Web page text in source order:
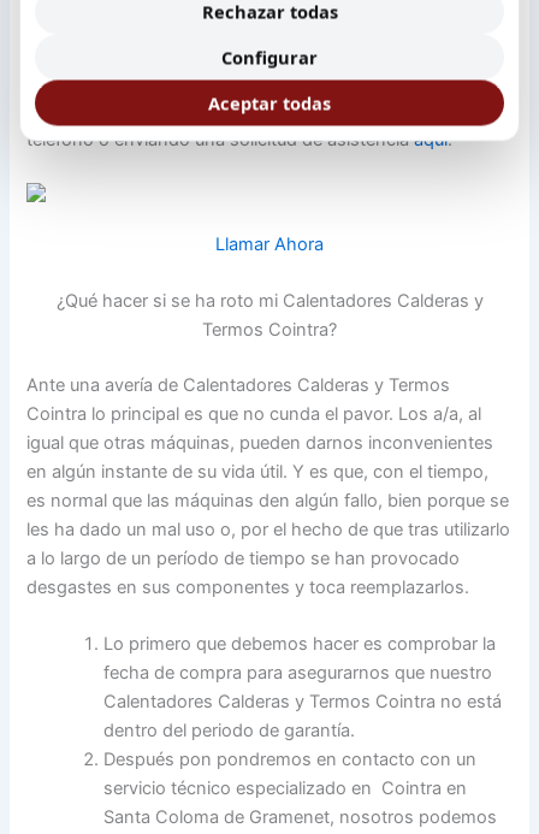
Teléfono del Servicio Técnico Cointra en Santa Coloma de
Para notificar una incidencia puede hacerlo a través de este
teléfono o enviando una solicitud de asistenciaaquí.
Llamar Ahora
¿Qué hacer si se ha roto mi Calentadores Calderas y
Termos Cointra?
Ante una avería de Calentadores Calderas y Termos
Cointra lo principal es que no cunda el pavor. Los a/a, al
igual que otras máquinas, pueden darnos inconvenientes
en algún instante de su vida útil. Y es que, con el tiempo,
es normal que las máquinas den algún fallo, bien porque se
les ha dado un mal uso o, por el hecho de que tras utilizarlo
a lo largo de un período de tiempo se han provocado
desgastes en sus componentes y toca reemplazarlos.
Lo primero que debemos hacer es comprobar la
fecha de compra para asegurarnos que nuestro
Calentadores Calderas y Termos Cointra no está
dentro del periodo de garantía.
Después pon pondremos en contacto con un
servicio técnico especializado en Cointra en
Santa Coloma de Gramenet, nosotros podemos
Rechazar todas
Configurar
Aceptar todas